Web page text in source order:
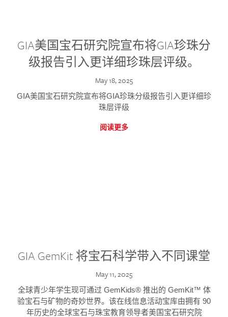
GIA美国宝石研究院宣布将GIA珍珠分
级报告引入更详细珍珠层评级。
May 18, 2025
GIA美国宝石研究院宣布将GIA珍珠分级报告引入更详细珍
珠层评级
阅读更多
GIA GemKit 将宝石科学带入不同课堂
May 11, 2025
全球青少年学生现可通过 GemKids® 推出的 GemKit™ 体
验宝石与矿物的奇妙世界。该在线信息活动宝库由拥有 90
年历史的全球宝石与珠宝教育领导者美国宝石研究院